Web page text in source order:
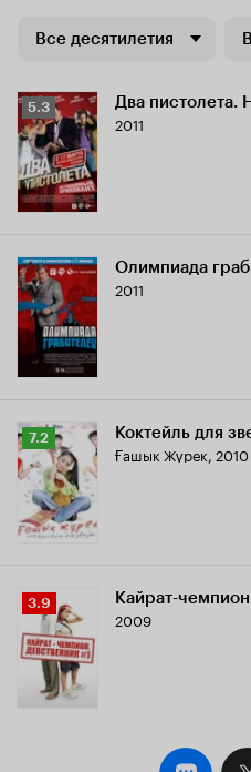
Все десятилетия
Рейтинг
Кинопоиска
5.3
5.3 Два пистолета.
2011
Олимпиада
2011
Рейтинг
Кинопоиска
7.2
7.2 Коктейль для
Ғашык Жүрек, 2010
Рейтинг
Кинопоиска
3.9
3.9 Кайрат-
2009